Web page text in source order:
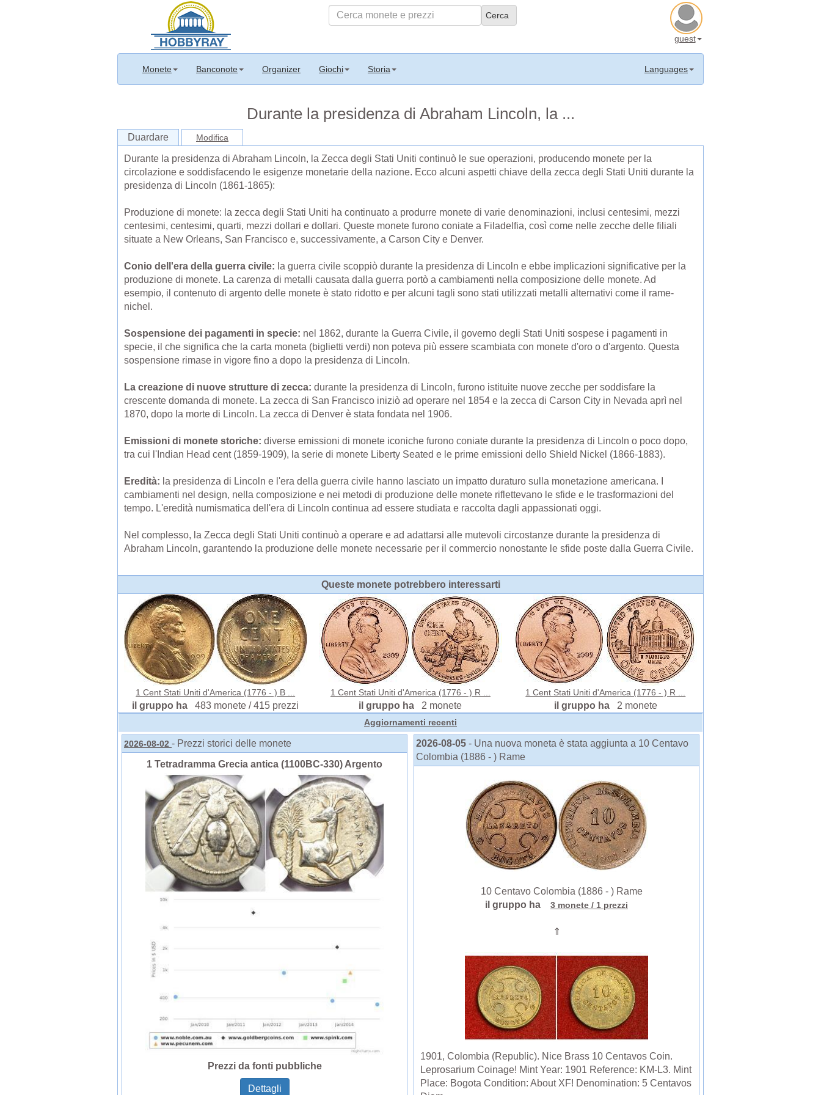
guest
Monete Banconote Organizer Giochi Storia Languages
Durante la presidenza di Abraham Lincoln, la ...
Duardare Modifica
Durante la presidenza di Abraham Lincoln, la Zecca degli Stati Uniti continuò le sue operazioni, producendo monete per la
circolazione e soddisfacendo le esigenze monetarie della nazione. Ecco alcuni aspetti chiave della zecca degli Stati Uniti durante la
presidenza di Lincoln (1861-1865):
Produzione di monete: la zecca degli Stati Uniti ha continuato a produrre monete di varie denominazioni, inclusi centesimi, mezzi
centesimi, centesimi, quarti, mezzi dollari e dollari. Queste monete furono coniate a Filadelfia, così come nelle zecche delle filiali
situate a New Orleans, San Francisco e, successivamente, a Carson City e Denver.
Conio dell'era della guerra civile: la guerra civile scoppiò durante la presidenza di Lincoln e ebbe implicazioni significative per la
produzione di monete. La carenza di metalli causata dalla guerra portò a cambiamenti nella composizione delle monete. Ad
esempio, il contenuto di argento delle monete è stato ridotto e per alcuni tagli sono stati utilizzati metalli alternativi come il rame-
nichel.
Sospensione dei pagamenti in specie: nel 1862, durante la Guerra Civile, il governo degli Stati Uniti sospese i pagamenti in
specie, il che significa che la carta moneta (biglietti verdi) non poteva più essere scambiata con monete d'oro o d'argento. Questa
sospensione rimase in vigore fino a dopo la presidenza di Lincoln.
La creazione di nuove strutture di zecca: durante la presidenza di Lincoln, furono istituite nuove zecche per soddisfare la
crescente domanda di monete. La zecca di San Francisco iniziò ad operare nel 1854 e la zecca di Carson City in Nevada aprì nel
1870, dopo la morte di Lincoln. La zecca di Denver è stata fondata nel 1906.
Emissioni di monete storiche: diverse emissioni di monete iconiche furono coniate durante la presidenza di Lincoln o poco dopo,
tra cui l'Indian Head cent (1859-1909), la serie di monete Liberty Seated e le prime emissioni dello Shield Nickel (1866-1883).
Eredità: la presidenza di Lincoln e l'era della guerra civile hanno lasciato un impatto duraturo sulla monetazione americana. I
cambiamenti nel design, nella composizione e nei metodi di produzione delle monete riflettevano le sfide e le trasformazioni del
tempo. L'eredità numismatica dell'era di Lincoln continua ad essere studiata e raccolta dagli appassionati oggi.
Nel complesso, la Zecca degli Stati Uniti continuò a operare e ad adattarsi alle mutevoli circostanze durante la presidenza di
Abraham Lincoln, garantendo la produzione delle monete necessarie per il commercio nonostante le sfide poste dalla Guerra Civile.
Queste monete potrebbero interessarti
1 Cent Stati Uniti d'America (1776 - ) B ...
il gruppo ha483 monete / 415 prezzi
1 Cent Stati Uniti d'America (1776 - ) R ...
il gruppo ha 2 monete
1 Cent Stati Uniti d'America (1776 - ) R ...
il gruppo ha 2 monete
Aggiornamenti recenti
2026-08-02 - Prezzi storici delle monete
1 Tetradramma Grecia antica (1100BC-330) Argento
Prezzi da fonti pubbliche
Dettagli
2026-08-05 - Una nuova moneta è stata aggiunta a 10 Centavo
Colombia (1886 - ) Rame
10 Centavo Colombia (1886 - ) Rame
il gruppo ha
3 monete / 1 prezzi
⇑
1901, Colombia (Republic). Nice Brass 10 Centavos Coin.
Leprosarium Coinage! Mint Year: 1901 Reference: KM-L3. Mint
Place: Bogota Condition: About XF! Denomination: 5 Centavos